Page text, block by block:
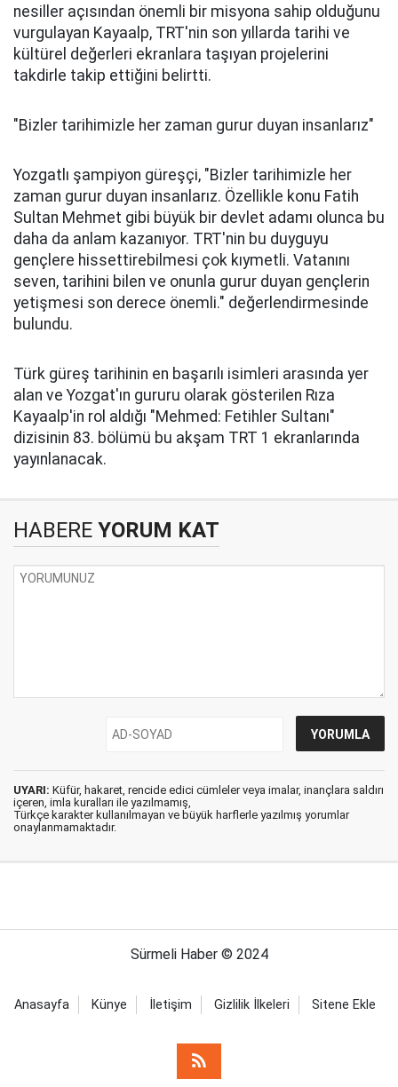
nesiller açısından önemli bir misyona sahip olduğunu
vurgulayan Kayaalp, TRT'nin son yıllarda tarihi ve
kültürel değerleri ekranlara taşıyan projelerini
takdirle takip ettiğini belirtti.
"Bizler tarihimizle her zaman gurur duyan insanlarız"
Yozgatlı şampiyon güreşçi, "Bizler tarihimizle her
zaman gurur duyan insanlarız. Özellikle konu Fatih
Sultan Mehmet gibi büyük bir devlet adamı olunca bu
daha da anlam kazanıyor. TRT'nin bu duyguyu
gençlere hissettirebilmesi çok kıymetli. Vatanını
seven, tarihini bilen ve onunla gurur duyan gençlerin
yetişmesi son derece önemli." değerlendirmesinde
bulundu.
Türk güreş tarihinin en başarılı isimleri arasında yer
alan ve Yozgat'ın gururu olarak gösterilen Rıza
Kayaalp'in rol aldığı "Mehmed: Fetihler Sultanı"
dizisinin 83. bölümü bu akşam TRT 1 ekranlarında
yayınlanacak.
HABERE YORUM KAT
UYARI: Küfür, hakaret, rencide edici cümleler veya imalar, inançlara saldırı
içeren, imla kuralları ile yazılmamış,
Türkçe karakter kullanılmayan ve büyük harflerle yazılmış yorumlar
onaylanmamaktadır.
Sürmeli Haber © 2024
Anasayfa Künye İletişim Gizlilik İlkeleri Sitene Ekle